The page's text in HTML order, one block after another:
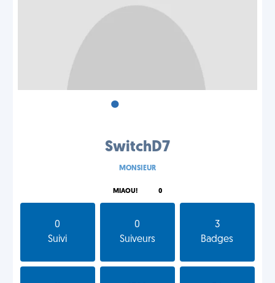
•
SwitchD7
MONSIEUR
MIAOU! 0
0
Suivi
0
Suiveurs
3
Badges